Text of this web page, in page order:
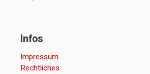
Infos
Impressum
Rechtliches